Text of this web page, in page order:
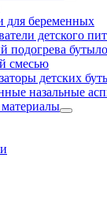
для беременных
детского
подогрева
смесью
детских
назальные